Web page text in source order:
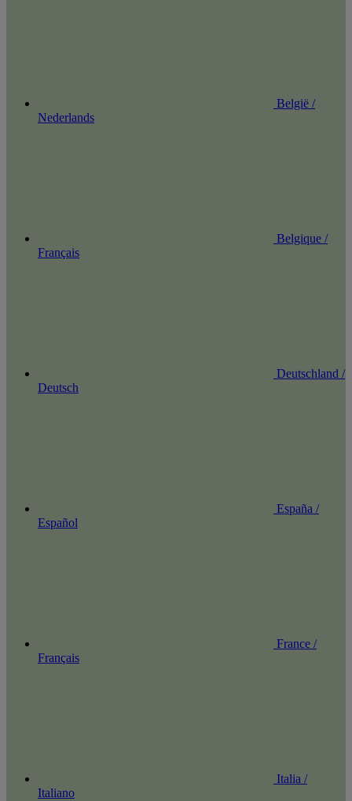
België /
Nederlands
Belgique /
Français
Deutschland /
Deutsch
España /
Español
France /
Français
Italia /
Italiano